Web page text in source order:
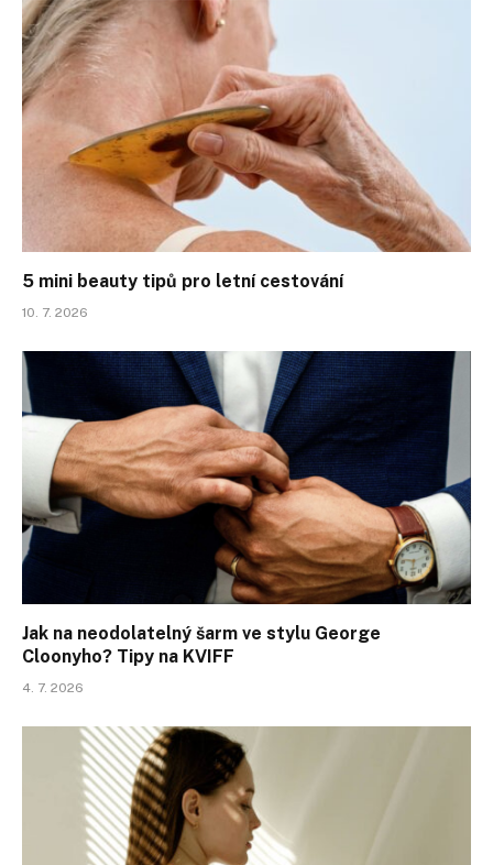
5 mini beauty tipů pro letní cestování
10. 7. 2026
Jak na neodolatelný šarm ve stylu George
Cloonyho? Tipy na KVIFF
4. 7. 2026